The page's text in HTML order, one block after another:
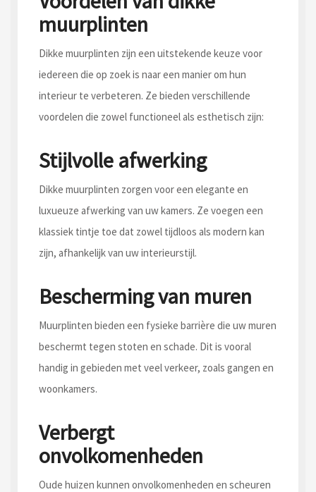
muurplinten
Dikke muurplinten zijn een uitstekende keuze voor
iedereen die op zoek is naar een manier om hun
interieur te verbeteren. Ze bieden verschillende
voordelen die zowel functioneel als esthetisch zijn:
Stijlvolle afwerking
Dikke muurplinten zorgen voor een elegante en
luxueuze afwerking van uw kamers. Ze voegen een
klassiek tintje toe dat zowel tijdloos als modern kan
zijn, afhankelijk van uw interieurstijl.
Bescherming van muren
Muurplinten bieden een fysieke barrière die uw muren
beschermt tegen stoten en schade. Dit is vooral
handig in gebieden met veel verkeer, zoals gangen en
woonkamers.
Verbergt
onvolkomenheden
Oude huizen kunnen onvolkomenheden en scheuren